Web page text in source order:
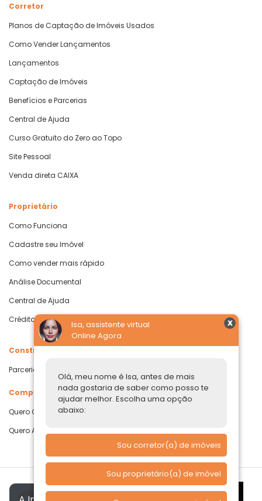
Isa, assistente virtual
Online Agora
Olá, meu nome é Isa, antes de mais
nada gostaria de saber como posso te
ajudar melhor. Escolha uma opção
abaixo:
Sou corretor(a) de imóveis
Sou proprietário(a) de imóvel
Corretor
Planos de Captação de Imóveis Usados
Como Vender Lançamentos
Lançamentos
Captação de Imóveis
Benefícios e Parcerias
Central de Ajuda
Curso Gratuito do Zero ao Topo
Site Pessoal
Venda direta CAIXA
Proprietário
Como Funciona
Cadastre seu Imóvel
Como vender mais rápido
Análise Documental
Central de Ajuda
Crédito com Garantia de Imóvel
Construtoras
Parcerias Imobiliárias
Comprar ou alugar
Quero Comprar
Quero Alugar